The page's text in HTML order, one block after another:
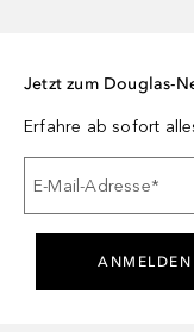
Jetzt zum Douglas-
Erfahre ab sofort
E-Mail-Adresse*
ANMELDEN